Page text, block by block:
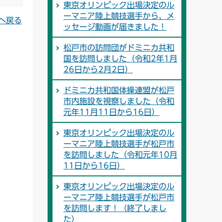
戻る
東京オリンピック出場決定のル
ーマニア陸上競技選手から、メ
ッセージ動画が届きました！
松戸市の訪問団がドミニカ共和
国を訪問しました（令和2年1月
26日から2月2日）
ドミニカ共和国体操連盟が松戸
市内施設を視察しました（令和
元年11月11日から16日）
東京オリンピック出場決定のル
ーマニア陸上競技選手が松戸市
を訪問しました（令和元年10月
11日から16日）
東京オリンピック出場決定のル
ーマニア陸上競技選手が松戸市
を訪問します！（終了しまし
た）